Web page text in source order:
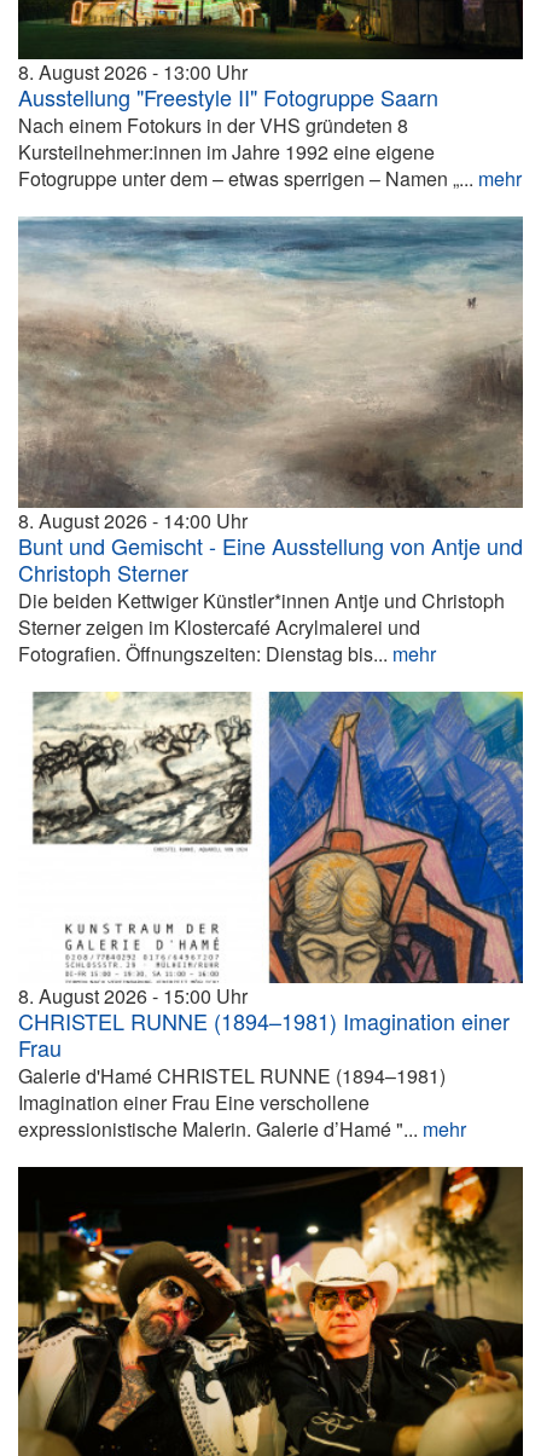
8. August 2026 13:00
Ausstellung "Freestyle II" Fotogruppe Saarn
Nach einem Fotokurs in der VHS gründeten 8
Kursteilnehmer:innen im Jahre 1992 eine eigene
Fotogruppe unter dem – etwas sperrigen – Namen „... mehr
8. August 2026 14:00
Bunt und Gemischt - Eine Ausstellung von Antje und
Christoph Sterner
Die beiden Kettwiger Künstler*innen Antje und Christoph
Sterner zeigen im Klostercafé Acrylmalerei und
Fotografien. Öffnungszeiten: Dienstag bis... mehr
8. August 2026 15:00
CHRISTEL RUNNE (1894–1981) Imagination einer
Frau
Galerie d'Hamé CHRISTEL RUNNE (1894–1981)
Imagination einer Frau Eine verschollene
expressionistische Malerin. Galerie d’Hamé "... mehr